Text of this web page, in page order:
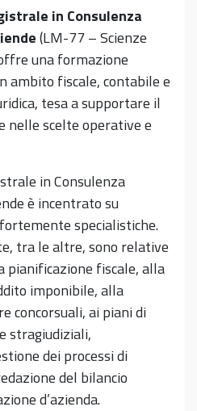
in Consulenza
(LM-77 – Scienze
una formazione
ambito fiscale, contabile e
tesa a supportare il
nelle scelte operative e
in Consulenza
è incentrato su
specialistiche.
tra le altre, sono relative
fiscale, alla
imponibile, alla
concorsuali, ai piani di
stragiudiziali,
dei processi di
del bilancio
d’azienda.